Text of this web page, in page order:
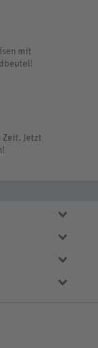
mit
Zeit. Jetzt